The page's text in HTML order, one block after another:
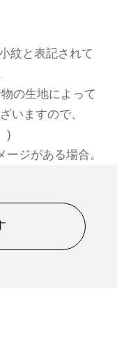
紋と表記されて
の生地によって
いますので、
)
ジがある場合。